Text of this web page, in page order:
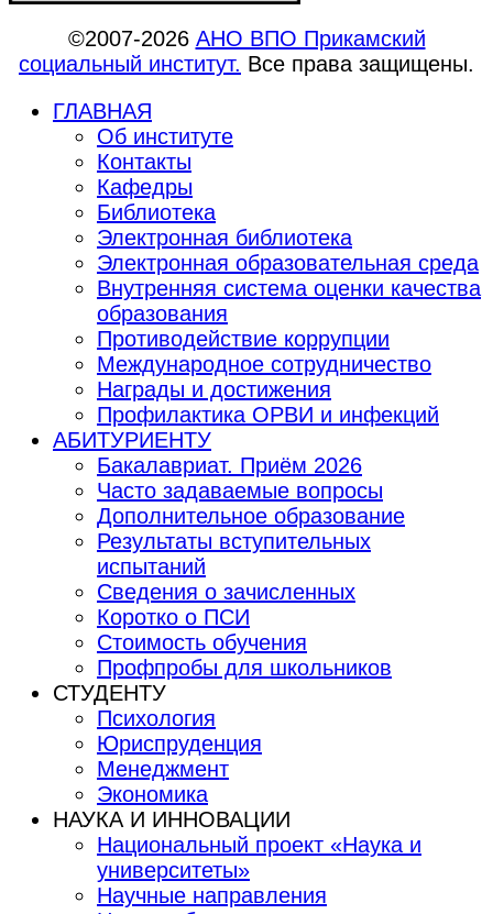
©2007-2026 АНО ВПО Прикамский
социальный институт. Все права защищены.
ГЛАВНАЯ
Об институте
Контакты
Кафедры
Библиотека
Электронная библиотека
Электронная образовательная среда
Внутренняя система оценки качества
образования
Противодействие коррупции
Международное сотрудничество
Награды и достижения
Профилактика ОРВИ и инфекций
АБИТУРИЕНТУ
Бакалавриат. Приём 2026
Часто задаваемые вопросы
Дополнительное образование
Результаты вступительных
испытаний
Сведения о зачисленных
Коротко о ПСИ
Стоимость обучения
Профпробы для школьников
СТУДЕНТУ
Психология
Юриспруденция
Менеджмент
Экономика
НАУКА И ИННОВАЦИИ
Национальный проект «Наука и
университеты»
Научные направления